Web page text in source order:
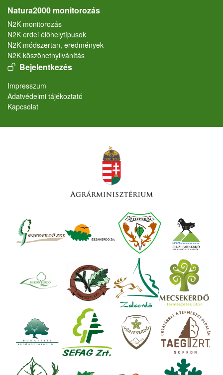
Natura2000 monitorozás
N2K monitorozás
N2K erdei élőhelytípusok
N2K módszertan, eredmények
N2K köszönetnyilvánítás
User account menu
Bejelentkezés
Lábléc
Impresszum
Adatvédelmi tájékoztató
Kapcsolat